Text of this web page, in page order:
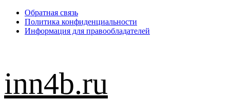
Перейти
содержимому
Обратная связь
Политика конфиденциальности
Информация для правообладателей
inn4b.ru